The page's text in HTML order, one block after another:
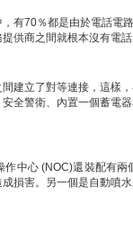
有70％都是由於電話電
供商之間就根本沒有電
建立了對等連接，這樣
全警衛、內置一個蓄電
中心 (NOC)還裝配有
損害。另一個是自動噴